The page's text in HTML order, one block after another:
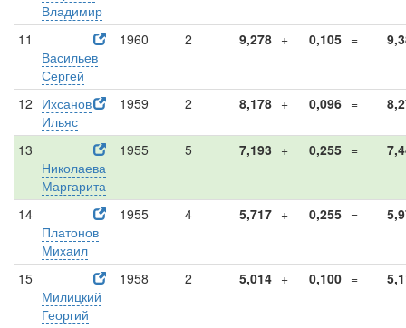
Владимир
11
Васильев
Сергей
1960 2 9,278 + 0,105 =
12 Ихсанов
Ильяс
1959 2 8,178 + 0,096 =
13
Николаева
Маргарита
1955 5 7,193 + 0,255 =
14
Платонов
Михаил
1955 4 5,717 + 0,255 =
15
Милицкий
Георгий
1958 2 5,014 + 0,100 =